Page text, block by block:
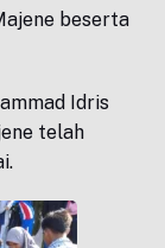
beserta
Idris
telah